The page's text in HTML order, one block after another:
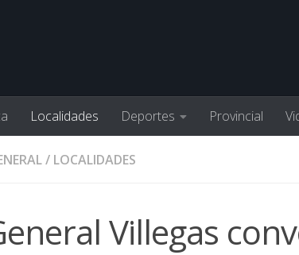
Localidades Deportes Provincial
/ LOCALIDADES
Villegas